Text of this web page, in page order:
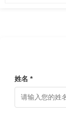
姓名 *